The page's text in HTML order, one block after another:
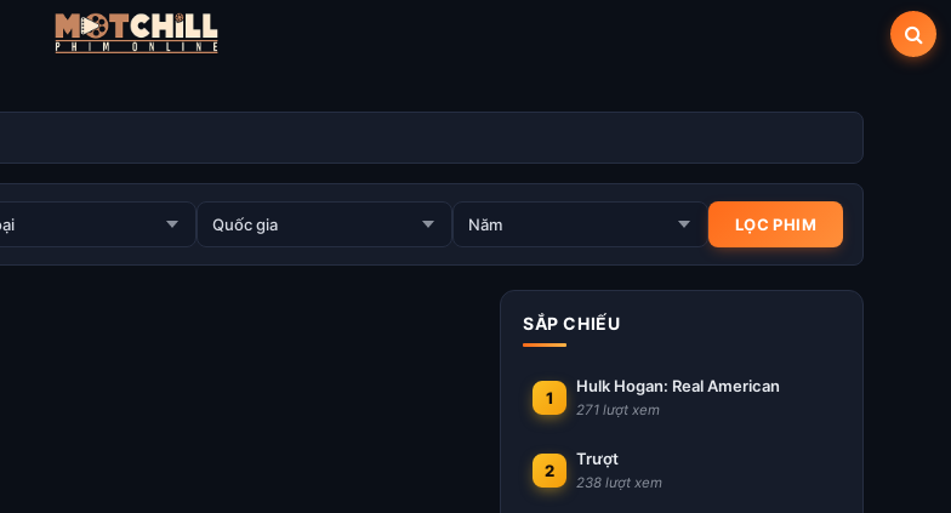
SẮP CHIẾU
1
Hulk Hogan: Real American
271 lượt xem
2
Trượt
238 lượt xem